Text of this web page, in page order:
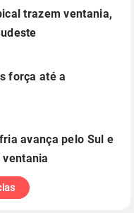
trazem ventania,
força até a
avança pelo Sul e